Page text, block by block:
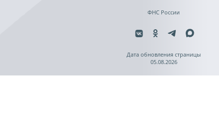
ФНС России
Дата обновления страницы
05.08.2026